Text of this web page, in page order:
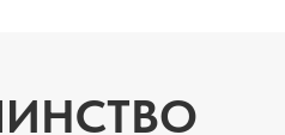
стартом от